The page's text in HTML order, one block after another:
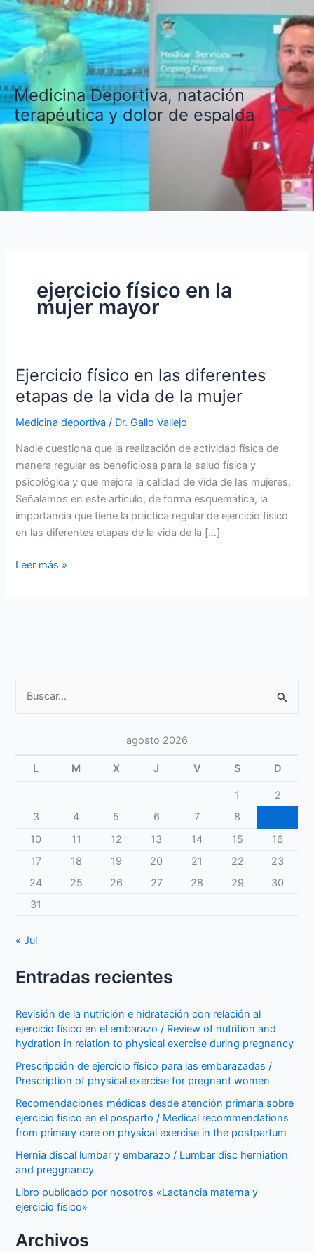
Ir
contenido
Medicina Deportiva, natación
terapéutica y dolor de espalda
ejercicio físico en la
mujer mayor
Ejercicio físico en las diferentes
etapas de la vida de la mujer
Medicina deportiva / Dr. Gallo Vallejo
Nadie cuestiona que la realización de actividad física de
manera regular es beneficiosa para la salud física y
psicológica y que mejora la calidad de vida de las mujeres.
Señalamos en este artículo, de forma esquemática, la
importancia que tiene la práctica regular de ejercicio físico
en las diferentes etapas de la vida de la […]
Ejercicio
la
vida
de
Leer más »
agosto 2026
L M X J V S D
1
2
3
4 5 6 7 8
10
11 12 13 14 15
16
17
18 19 20 21 22
23
24
25 26 27 28 29
30
31
« Jul
Entradas recientes
Revisión de la nutrición e hidratación con relación al
ejercicio físico en el embarazo / Review of nutrition and
hydration in relation to physical exercise during pregnancy
Prescripción de ejercicio físico para las embarazadas /
Prescription of physical exercise for pregnant women
Recomendaciones médicas desde atención primaria sobre
ejercicio físico en el posparto / Medical recommendations
from primary care on physical exercise in the postpartum
Hernia discal lumbar y embarazo / Lumbar disc herniation
and preggnancy
Libro publicado por nosotros «Lactancia materna y
ejercicio físico»
Archivos